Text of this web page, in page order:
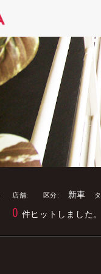
店舗: 区分: 新車
0 件ヒットしました。